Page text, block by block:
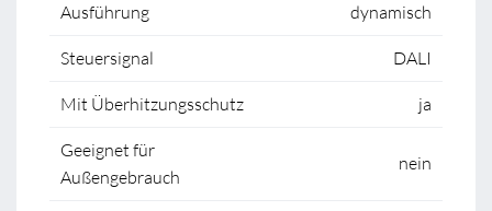
Ausführung dynamisch
Steuersignal DALI
Mit Überhitzungsschutz ja
Geeignet für
Außengebrauch
nein